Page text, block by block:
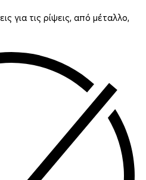
για τις ρίψεις, από μέταλλο,